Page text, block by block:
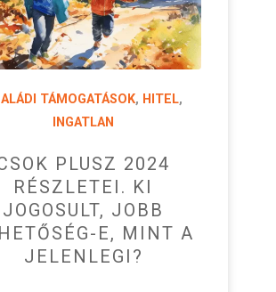
TÁMOGATÁSOK, HITEL,
INGATLAN
PLUSZ 2024
RÉSZLETEI. KI
JOGOSULT, JOBB
E, MINT A
JELENLEGI?